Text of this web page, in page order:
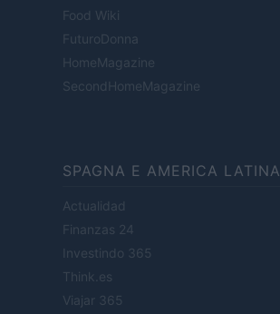
Food Wiki
FuturoDonna
HomeMagazine
SecondHomeMagazine
SPAGNA E AMERICA LATINA
Actualidad
Finanzas 24
Investindo 365
Think.es
Viajar 365